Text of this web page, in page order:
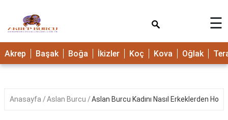
☰
Akrep Başak Boğa İkizler Koç Kova Oğlak
Anasayfa Aslan Burcu Aslan Burcu Kadını Nasıl Erkeklerden